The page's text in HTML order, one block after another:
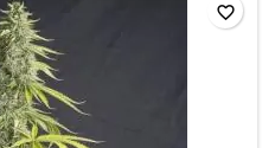
favorite_border